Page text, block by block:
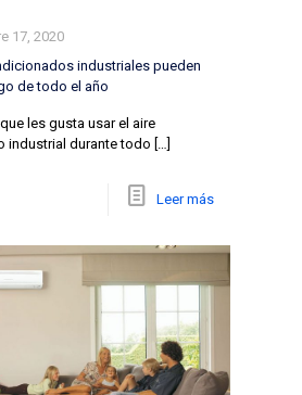
17, 2020
industriales pueden
de todo el año
les gusta usar el aire
industrial durante todo […]
Leer más